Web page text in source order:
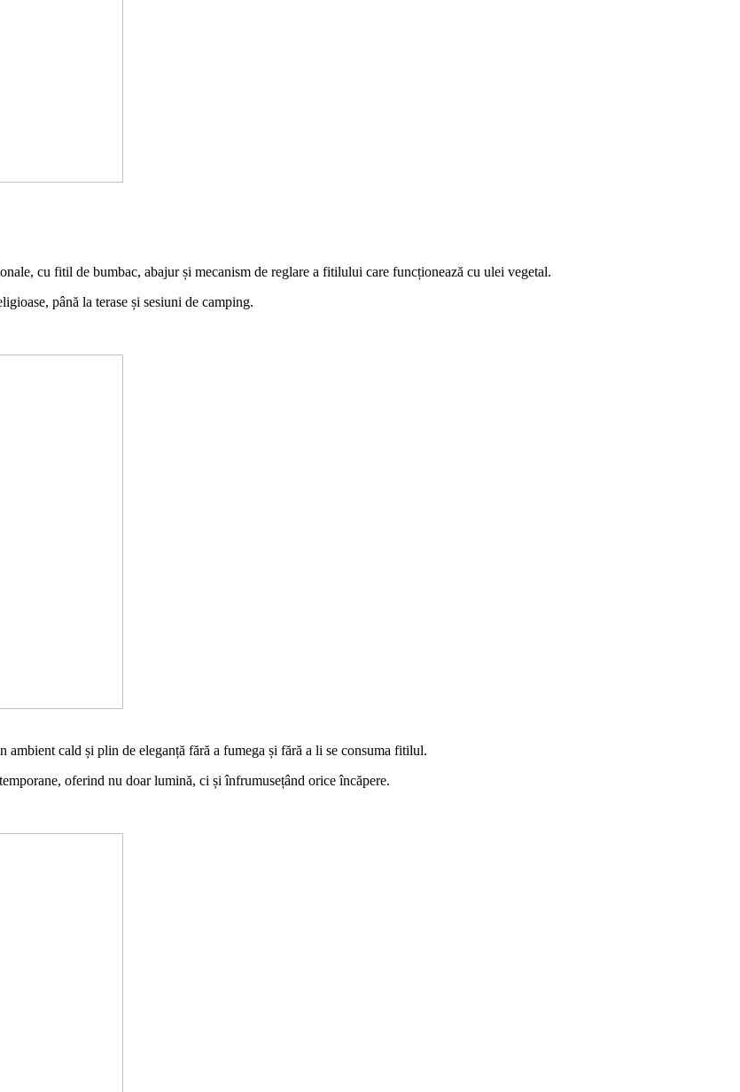
cu fitil de bumbac, abajur și mecanism de reglare a fitilului care funcționează cu ulei vegetal.
până la terase și sesiuni de camping.
cald și plin de eleganță fără a fumega și fără a li se consuma fitilul.
oferind nu doar lumină, ci și înfrumusețând orice încăpere.